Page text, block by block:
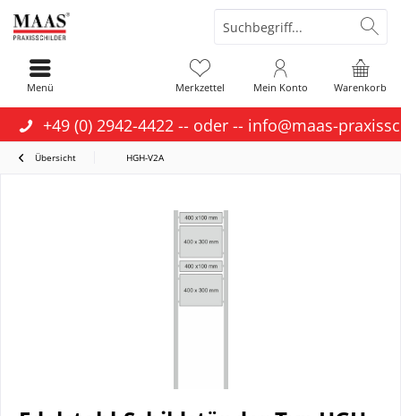
+49 (0) 2942-4422 -- oder -- info@maas-
Warenkorb
Merkzettel Mein Konto
Menü
Übersicht HGH-V2A